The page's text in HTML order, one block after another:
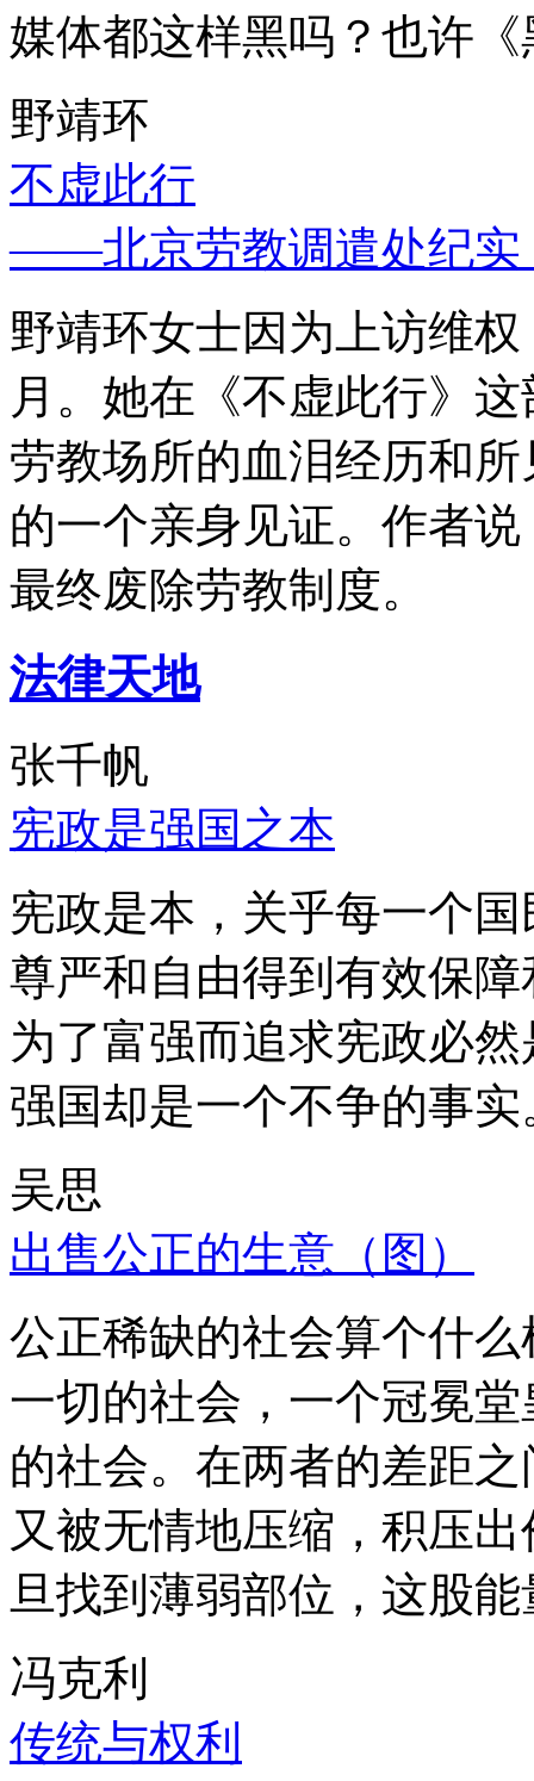
媒体都这样黑吗？也许
野靖环
不虚此行
——北京劳教调遣处纪实
野靖环女士因为上访维
月。她在《不虚此行》
劳教场所的血泪经历和
的一个亲身见证。作者
最终废除劳教制度。
法律天地
张千帆
宪政是强国之本
宪政是本，关乎每一个
尊严和自由得到有效保
为了富强而追求宪政必
强国却是一个不争的事实
吴思
出售公正的生意（图）
公正稀缺的社会算个什
一切的社会，一个冠冕
的社会。在两者的差距
又被无情地压缩，积压
旦找到薄弱部位，这股
冯克利
传统与权利